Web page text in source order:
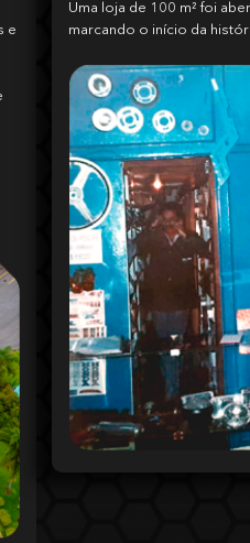
e
Uma loja de 100 m² foi
marcando o início da